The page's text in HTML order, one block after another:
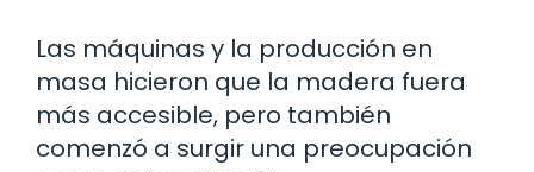
Las máquinas y la producción en
masa hicieron que la madera fuera
más accesible, pero también
comenzó a surgir una preocupación